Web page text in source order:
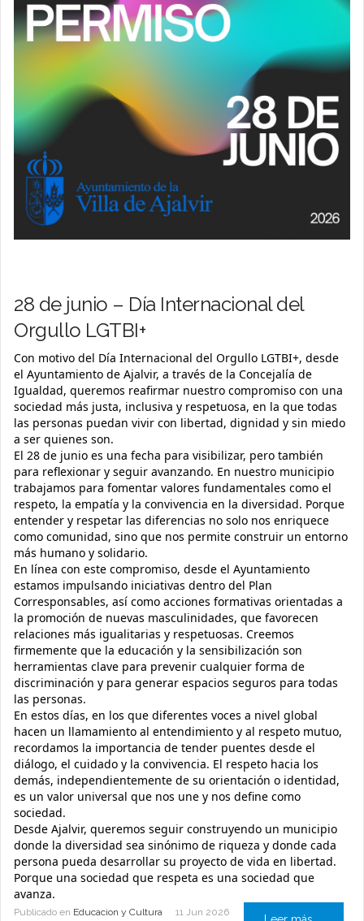
28 de junio – Día Internacional del
Orgullo LGTBI+
Con motivo del Día Internacional del Orgullo LGTBI+, desde
el Ayuntamiento de Ajalvir, a través de la Concejalía de
Igualdad, queremos reafirmar nuestro compromiso con una
sociedad más justa, inclusiva y respetuosa, en la que todas
las personas puedan vivir con libertad, dignidad y sin miedo
a ser quienes son.
El 28 de junio es una fecha para visibilizar, pero también
para reflexionar y seguir avanzando. En nuestro municipio
trabajamos para fomentar valores fundamentales como el
respeto, la empatía y la convivencia en la diversidad. Porque
entender y respetar las diferencias no solo nos enriquece
como comunidad, sino que nos permite construir un entorno
más humano y solidario.
En línea con este compromiso, desde el Ayuntamiento
estamos impulsando iniciativas dentro del Plan
Corresponsables, así como acciones formativas orientadas a
la promoción de nuevas masculinidades, que favorecen
relaciones más igualitarias y respetuosas. Creemos
firmemente que la educación y la sensibilización son
herramientas clave para prevenir cualquier forma de
discriminación y para generar espacios seguros para todas
las personas.
En estos días, en los que diferentes voces a nivel global
hacen un llamamiento al entendimiento y al respeto mutuo,
recordamos la importancia de tender puentes desde el
diálogo, el cuidado y la convivencia. El respeto hacia los
demás, independientemente de su orientación o identidad,
es un valor universal que nos une y nos define como
sociedad.
Desde Ajalvir, queremos seguir construyendo un municipio
donde la diversidad sea sinónimo de riqueza y donde cada
persona pueda desarrollar su proyecto de vida en libertad.
Porque una sociedad que respeta es una sociedad que
avanza.
Publicado en Educacion y Cultura 11 Jun 2026